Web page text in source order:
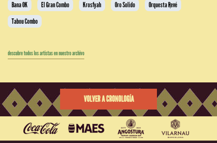
Bana OK El Gran Combo Krosfyah Oro Solido
Orquesta Revé
Tabou Combo
descubre todos los artistas en nuestro archivo
VOLVER A CRONOLOGÍA